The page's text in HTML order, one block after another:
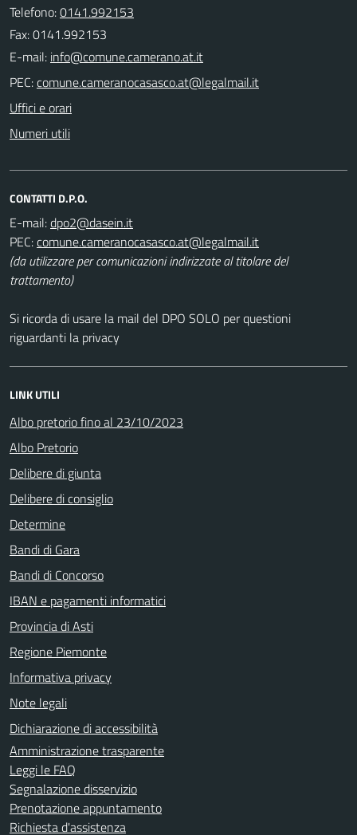
Telefono:0141.992153
Fax: 0141.992153
E-mail:
PEC:
Uffici e orari
Numeri utili
CONTATTI D.P.O.
E-mail:
PEC:
(da utilizzare per comunicazioni indirizzate al titolare del
trattamento)
Si ricorda di usare la mail del DPO SOLO per questioni
riguardanti la privacy
LINK UTILI
Albo pretorio fino al 23/10/2023
Albo Pretorio
Delibere di giunta
Delibere di consiglio
Determine
Bandi di Gara
Bandi di Concorso
IBAN e pagamenti informatici
Provincia di Asti
Regione Piemonte
Informativa privacy
Note legali
Dichiarazione di accessibilità
Amministrazione trasparente
Leggi le FAQ
Segnalazione disservizio
Prenotazione appuntamento
Richiesta d'assistenza